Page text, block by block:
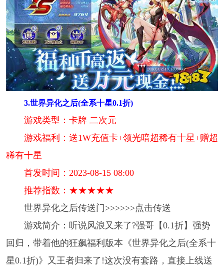
3.世界异化之后(全系十星0.1折)
游戏类型：卡牌 二次元
游戏福利：送1W充值卡+领光暗超稀有十星+赠超
稀有十星
首发时间：2023-08-15 08:00
推荐指数：★★★★★
世界异化之后传送门>>>>>>点击传送
游戏简介：听说风浪又来了?强哥【0.1折】强势
回归，带着他的狂飙福利版本《世界异化之后(全系十
星0.1折)》又王者归来了!这次没有套路，直接上线送